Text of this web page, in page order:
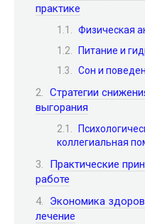
практике
Физическая
Питание и
Сон и
Стратегии
выгорания
коллегиальная
Практические
работе
Экономика
лечение